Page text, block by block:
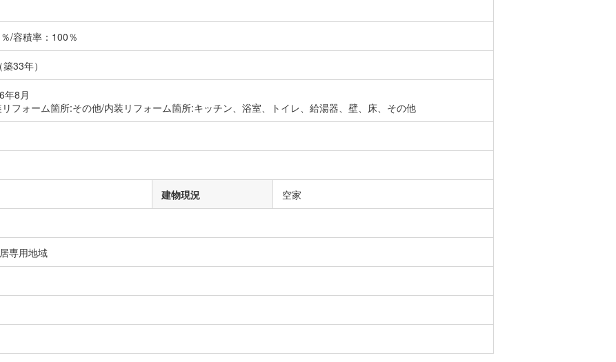
/容積率：100％
33年）
年8月
フォーム箇所:その他/内装リフォーム箇所:キッチン、浴室、トイレ、給湯器、壁、床、その他
建物現況 空家
専用地域